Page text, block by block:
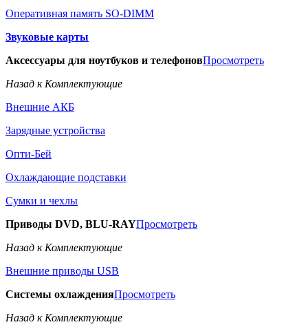
Оперативная память SO-DIMM
Звуковые карты
Аксессуары для ноутбуков и телефоновПросмотреть
Назад к Комплектующие
Внешние АКБ
Зарядные устройства
Опти-Бей
Охлаждающие подставки
Сумки и чехлы
Приводы DVD, BLU-RAYПросмотреть
Назад к Комплектующие
Внешние приводы USB
Системы охлажденияПросмотреть
Назад к Комплектующие